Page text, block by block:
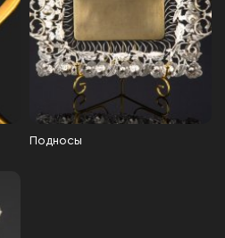
Подносы